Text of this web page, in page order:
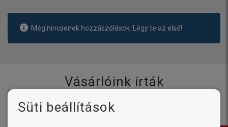
Még nincsenek hozzászólások. Légy te az első!
Vásárlóink írták
Termékek /Petosan ujjra húzható
Süti beállítások